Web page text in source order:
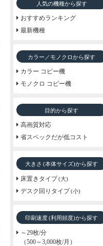
人気の機種から探す
おすすめランキング
最新機種
カラー／モノクロから探す
カラー コピー機
モノクロ コピー機
目的から探す
高画質対応
省スペックだが低コスト
大きさ (本体サイズ)から探す
床置きタイプ (大)
デスク回りタイプ (小)
印刷速度(利用頻度)から探す
～29枚/分
（500～3,000枚/月）